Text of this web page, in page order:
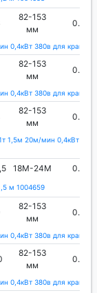
82-153
мм
0.4
0,4кВт 380в для крана
82-153
мм
0.4
0,4кВт 380в для кран-
82-153
мм
0.4
1,5м 20м/мин 0,4кВт
18М-24М 0.4
м 1004659
82-153
мм
0.4
0,4кВт 380в для кран-
82-153
мм
0.4
0,4кВт 380в для крана